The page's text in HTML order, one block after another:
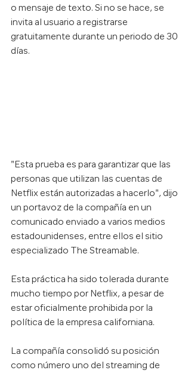
o mensaje de texto. Si no se hace, se
invita al usuario a registrarse
gratuitamente durante un periodo de 30
días.
"Esta prueba es para garantizar que las
personas que utilizan las cuentas de
Netflix están autorizadas a hacerlo", dijo
un portavoz de la compañía en un
comunicado enviado a varios medios
estadounidenses, entre ellos el sitio
especializado The Streamable.
Esta práctica ha sido tolerada durante
mucho tiempo por Netflix, a pesar de
estar oficialmente prohibida por la
política de la empresa californiana.
La compañía consolidó su posición
como número uno del streaming de